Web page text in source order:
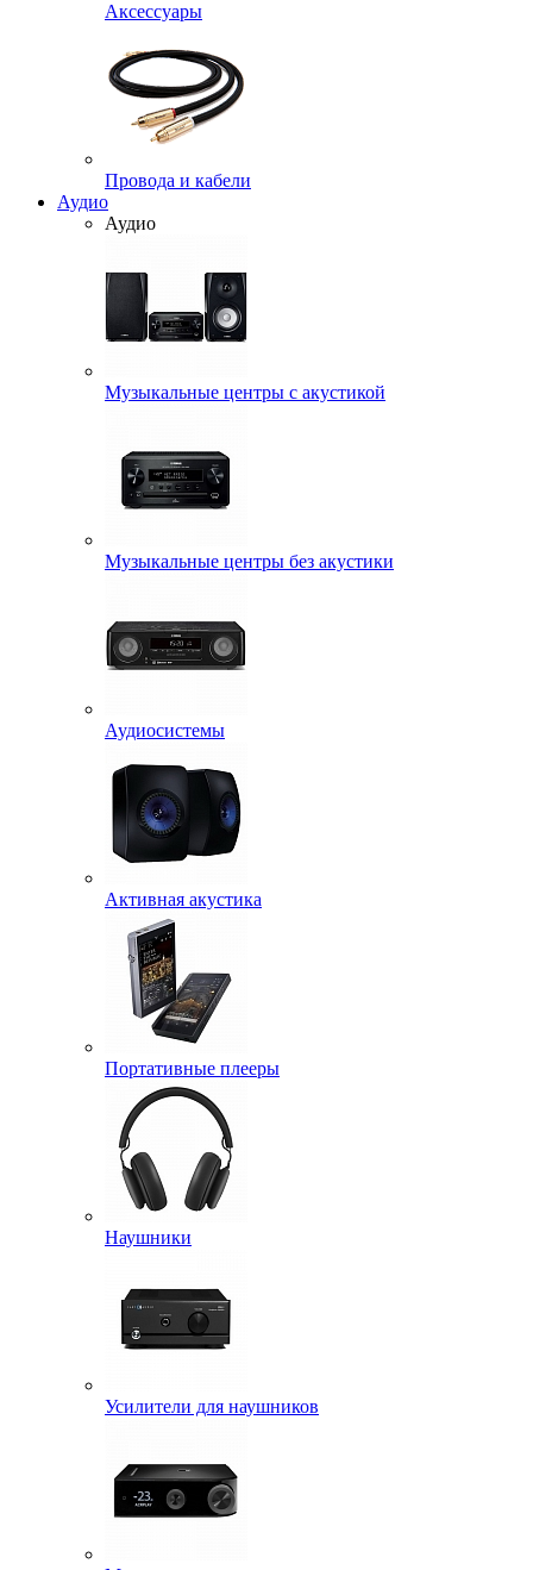
Аксессуары
Провода и кабели
Аудио
Аудио
Музыкальные центры с акустикой
Музыкальные центры без акустики
Аудиосистемы
Активная акустика
Портативные плееры
Наушники
Усилители для наушников